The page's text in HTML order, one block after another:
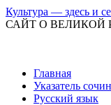
Культура — здесь и
САЙТ О ВЕЛИКОЙ
Перейти
содержимому
Главная
Указатель
Русский язык